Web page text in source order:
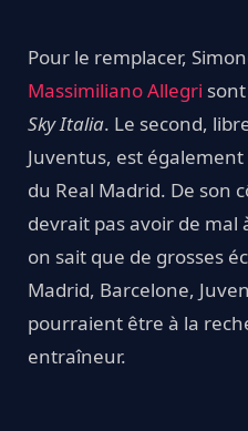
Pour le remplacer,
Massimiliano Allegri
Sky Italia. Le second,
Juventus, est
du Real Madrid. De son
devrait pas avoir de
on sait que de grosses
Madrid, Barcelone,
pourraient être à la
entraîneur.